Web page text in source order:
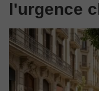
l'urgence